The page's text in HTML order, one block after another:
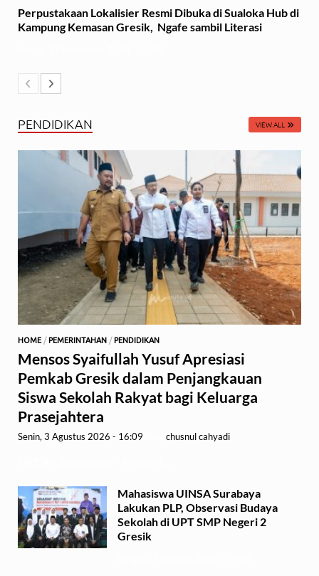
Perpustakaan Lokalisier Resmi Dibuka di Sualoka Hub di
Kampung Kemasan Gresik, Ngafe sambil Literasi
PENDIDIKAN VIEW ALL
HOME/ PEMERINTAHAN / PENDIDIKAN
Mensos Syaifullah Yusuf Apresiasi
Pemkab Gresik dalam Penjangkauan
Siswa Sekolah Rakyat bagi Keluarga
Prasejahtera
Senin, 3 Agustus 2026 - 16:09 chusnul cahyadi
Mahasiswa UINSA Surabaya
Lakukan PLP, Observasi Budaya
Sekolah di UPT SMP Negeri 2
Gresik